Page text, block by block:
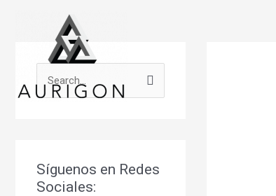
S
c
h
Síguenos en Redes
Sociales: